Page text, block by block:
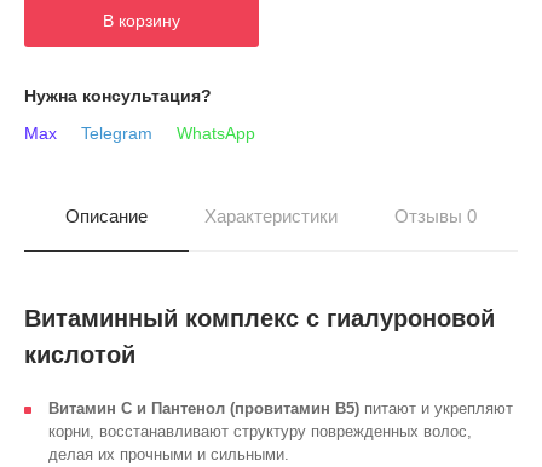
В корзину
Нужна консультация?
Max
Telegram WhatsApp
Описание Характеристики Отзывы 0
Витаминный комплекс с гиалуроновой
кислотой
Витамин С и Пантенол (провитамин В5) питают и укрепляют
корни, восстанавливают структуру поврежденных волос,
делая их прочными и сильными.